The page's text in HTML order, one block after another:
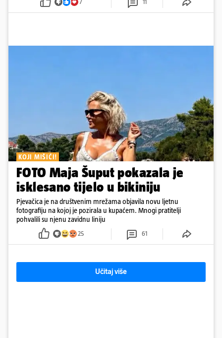
7 11
KOJI MIŠIĆI!
FOTO Maja Šuput pokazala je
isklesano tijelo u bikiniju
Pjevačica je na društvenim mrežama objavila novu ljetnu
fotografiju na kojoj je pozirala u kupaćem. Mnogi pratitelji
pohvalili su njenu zavidnu liniju
25 61
Učitaj više